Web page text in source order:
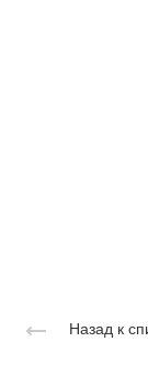
Назад к